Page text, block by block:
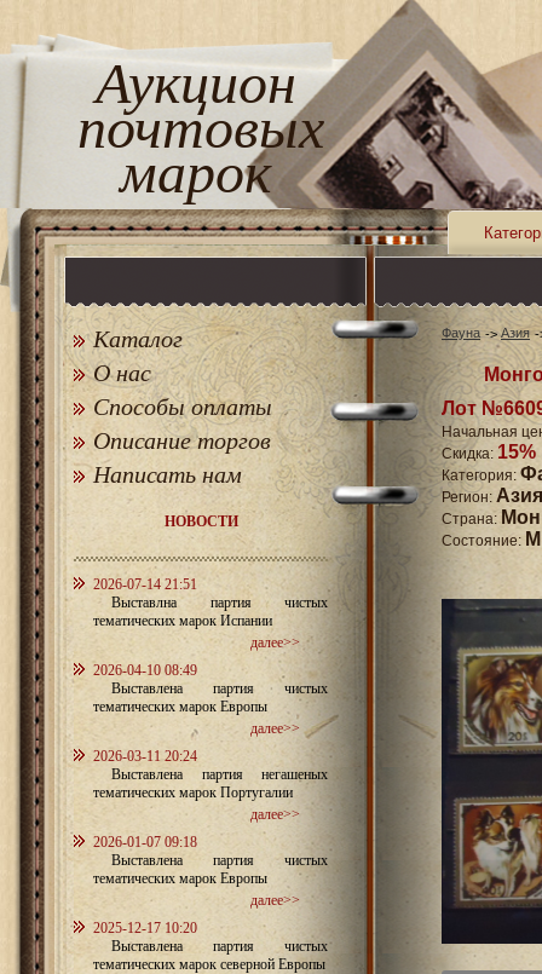
Аукцион
почтовых
марок
Каталог
О нас
Способы оплаты
Описание торгов
Написать нам
НОВОСТИ
2026-07-14 21:51
Выставлна партия чистых
тематических марок Испании
далее>>
2026-04-10 08:49
Выставлена партия чистых
тематических марок Европы
далее>>
2026-03-11 20:24
Выставлена партия негашеных
тематических марок Португалии
далее>>
2026-01-07 09:18
Выставлена партия чистых
тематических марок Европы
далее>>
2025-12-17 10:20
Выставлена партия чистых
тематических марок северной Европы
Фауна Азия
Лот
Начальная
Скидка: 15%
Категория:
Регион: Азия
Страна:
Состояние: